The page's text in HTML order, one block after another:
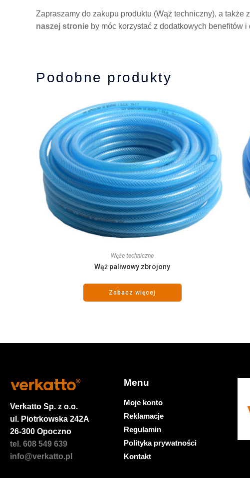
Zapraszamy do zakupu produktu (Wąż techniczny), a także
naszej stronie by móc korzystać z dodatkowych benefitów i
Podobne produkty
Węże techniczne
Wąż paliwowy zbrojony
Zobacz więcej
Verkatto Sp. z o.o.
ul. Piotrkowska 242A
26-300 Opoczno
tel. 608 549 639
info@verkatto.pl
Menu
Moje konto
Reklamacje
Regulamin
Polityka prywatności
Kontakt